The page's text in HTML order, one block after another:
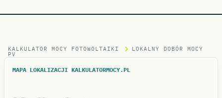
KALKULATOR MOCY FOTOWOLTAIKI LOKALNY DOBÓR MOCY
PV
MAPA LOKALIZACJI KALKULATORMOCY.PL